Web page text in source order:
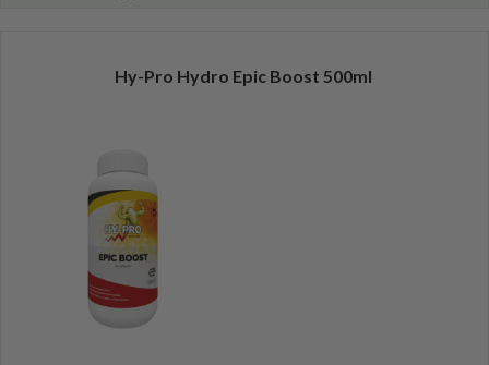
Hy-Pro Hydro Epic Boost 500ml